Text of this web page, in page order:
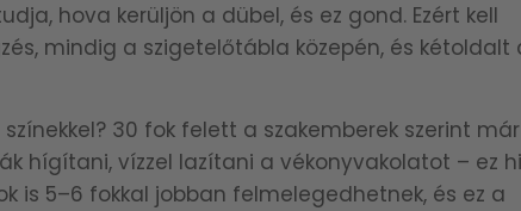
hova kerüljön a dübel, és ez gond. Ezért kell
mindig a szigetelőtábla közepén, és kétoldalt
30 fok felett a szakemberek szerint már
hígítani, vízzel lazítani a vékonyvakolatot – ez
is 5–6 fokkal jobban felmelegedhetnek, és ez a